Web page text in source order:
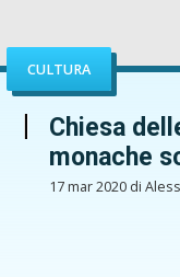
CULTURA
Chiesa
monache
17 mar 2020 di